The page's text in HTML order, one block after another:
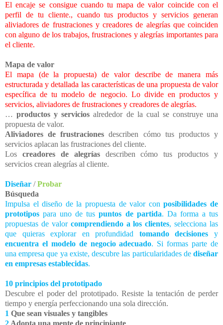
El encaje se consigue cuando tu mapa de valor coincide con el
perfil de tu cliente., cuando tus productos y servicios generan
aliviadores de frustraciones y creadores de alegrías que coinciden
con alguno de los trabajos, frustraciones y alegrías importantes para
el cliente.
Mapa de valor
El mapa (de la propuesta) de valor describe de manera más
estructurada y detallada las características de una propuesta de valor
específica de tu modelo de negocio. Lo divide en productos y
servicios, aliviadores de frustraciones y creadores de alegrías.
…productos y servicios alrededor de la cual se construye una
propuesta de valor.
Aliviadores de frustraciones describen cómo tus productos y
servicios aplacan las frustraciones del cliente.
Los creadores de alegríasdescriben cómo tus productos y
servicios crean alegrías al cliente.
Diseñar /Probar
Búsqueda
Impulsa el diseño de la propuesta de valor conposibilidades de
prototipos para uno de tuspuntos de partida. Da forma a tus
propuestas de valor comprendiendo a los clientes, selecciona las
que quieras explorar en profundidad tomando decisiones y
encuentra el modelo de negocio adecuado. Si formas parte de
una empresa que ya existe, descubre las particularidades de diseñar
en empresas establecidas.
10 principios del prototipado
Descubre el poder del prototipado. Resiste la tentación de perder
tiempo y energía perfeccionando una sola dirección.
1 Que sean visuales y tangibles
2 Adopta una mente de principiante